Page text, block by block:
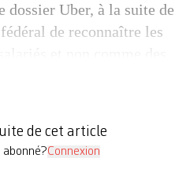
dossier Uber, à la suite de
de reconnaître les
[…]
de cet article
abonné?Connexion